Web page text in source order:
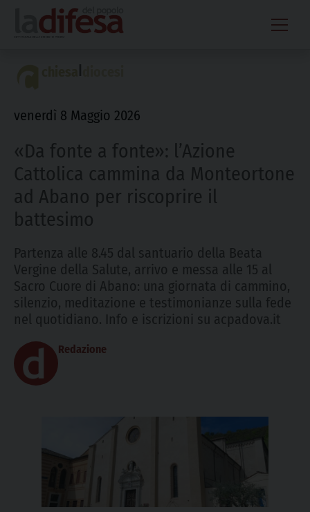
content
venerdì 8 Maggio 2026
«Da fonte a fonte»: l’Azione
Cattolica cammina da Monteortone
ad Abano per riscoprire il
battesimo
Partenza alle 8.45 dal santuario della Beata
Vergine della Salute, arrivo e messa alle 15 al
Sacro Cuore di Abano: una giornata di cammino,
silenzio, meditazione e testimonianze sulla fede
nel quotidiano. Info e iscrizioni su acpadova.it
Redazione